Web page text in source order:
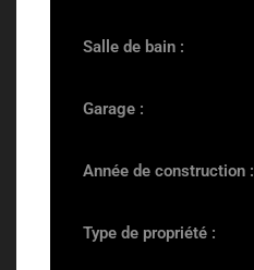
Salle de bain :
Garage :
Année de construction :
Type de propriété :